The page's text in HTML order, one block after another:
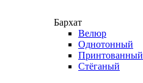
Бархат
Велюр
Однотонный
Принтованный
Стёганый